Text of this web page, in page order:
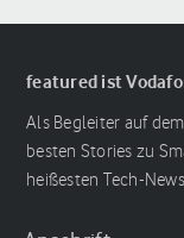
featured ist
Als Begleiter auf
besten Stories zu
heißesten Tech-